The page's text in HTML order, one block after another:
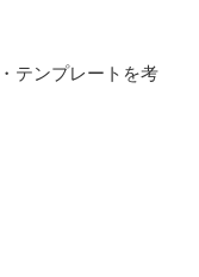
テンプレートを考